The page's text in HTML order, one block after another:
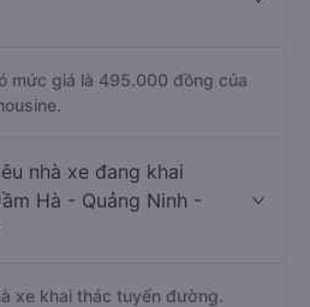
mức giá là 495.000 đồng của
nhà xe đang khai
Hà - Quảng Ninh -
xe khai thác tuyến đường.